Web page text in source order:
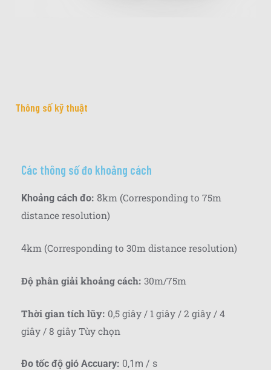
Thông số kỹ thuật
Các thông số đo khoảng cách
Khoảng cách đo: 8km (Corresponding to 75m
distance resolution)
4km (Corresponding to 30m distance resolution)
Độ phân giải khoảng cách: 30m/75m
Thời gian tích lũy: 0,5 giây / 1 giây / 2 giây / 4
giây / 8 giây Tùy chọn
Đo tốc độ gió Accuary: 0,1m / s